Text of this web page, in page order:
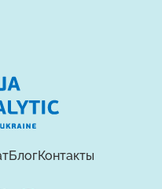
БлогКонтакты